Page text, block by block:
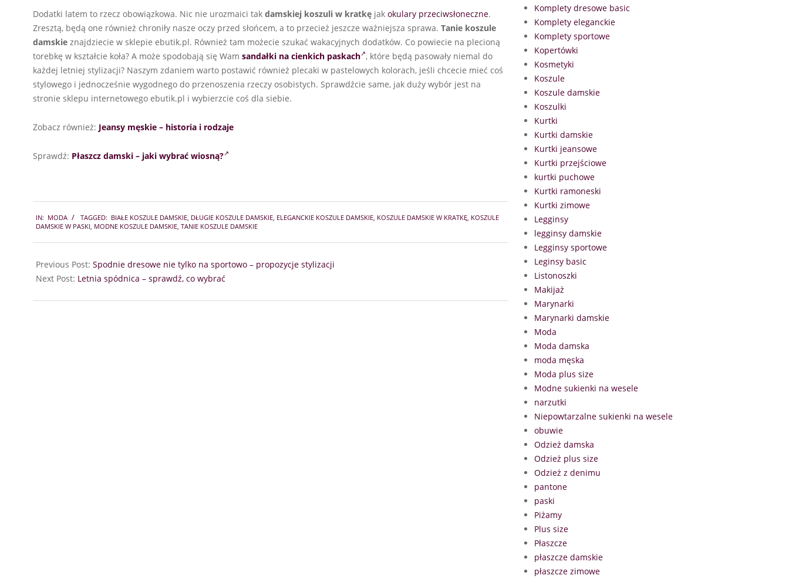
Dodatki latem to rzecz obowiązkowa. Nic nie urozmaici tak damskiej koszuli w kratkę jak okulary przeciwsłoneczne.
Zresztą, będą one również chroniły nasze oczy przed słońcem, a to przecież jeszcze ważniejsza sprawa. Tanie koszule
damskie znajdziecie w sklepie ebutik.pl. Również tam możecie szukać wakacyjnych dodatków. Co powiecie na plecioną
torebkę w kształcie koła? A może spodobają się Wam sandałki na cienkich paskach , które będą pasowały niemal do
każdej letniej stylizacji? Naszym zdaniem warto postawić również plecaki w pastelowych kolorach, jeśli chcecie mieć coś
stylowego i jednocześnie wygodnego do przenoszenia rzeczy osobistych. Sprawdźcie same, jak duży wybór jest na
stronie sklepu internetowego ebutik.pl i wybierzcie coś dla siebie.
Zobacz również: Jeansy męskie – historia i rodzaje
Sprawdź: Płaszcz damski – jaki wybrać wiosną?
05-
IN: MODA TAGGED: BIAŁE KOSZULE DAMSKIE, DŁUGIE KOSZULE DAMSKIE, ELEGANCKIE KOSZULE DAMSKIE, KOSZULE DAMSKIE W KRATKĘ, KOSZULE
DAMSKIE W PASKI, MODNE KOSZULE DAMSKIE, TANIE KOSZULE DAMSKIE
Previous Post: Spodnie dresowe nie tylko na sportowo – propozycje stylizacji
Next Post: Letnia spódnica – sprawdź, co wybrać
Komplety dresowe basic
Komplety eleganckie
Komplety sportowe
Kopertówki
Kosmetyki
Koszule
Koszule damskie
Koszulki
Kurtki
Kurtki damskie
Kurtki jeansowe
Kurtki przejściowe
kurtki puchowe
Kurtki ramoneski
Kurtki zimowe
Legginsy
legginsy damskie
Legginsy sportowe
Leginsy basic
Listonoszki
Makijaż
Marynarki
Marynarki damskie
Moda
Moda damska
moda męska
Moda plus size
Modne sukienki na wesele
narzutki
Niepowtarzalne sukienki na wesele
obuwie
Odzież damska
Odzież plus size
Odzież z denimu
pantone
paski
Piżamy
Plus size
Płaszcze
płaszcze damskie
płaszcze zimowe